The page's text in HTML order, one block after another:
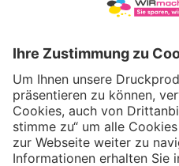
VERSAND